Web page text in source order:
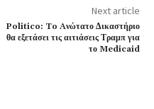
Next article
Politico: To Aνώτατο Δικαστήριο
θα εξετάσει τις αιτιάσεις Τραμπ για
το Medicaid